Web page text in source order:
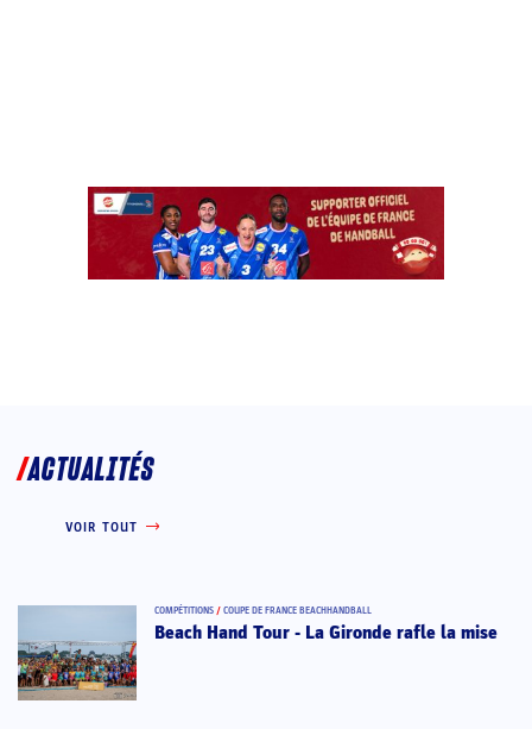
ACTUALITÉS
VOIR TOUT
COMPÉTITIONS / COUPE DE FRANCE BEACHHANDBALL
Beach Hand Tour - La Gironde rafle la mise